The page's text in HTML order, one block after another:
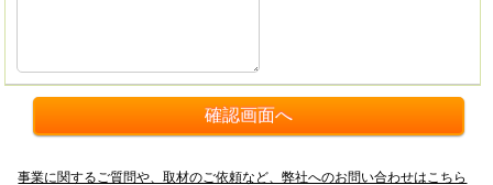
事業に関するご質問や、取材のご依頼など、弊社へのお問い合わせはこちら